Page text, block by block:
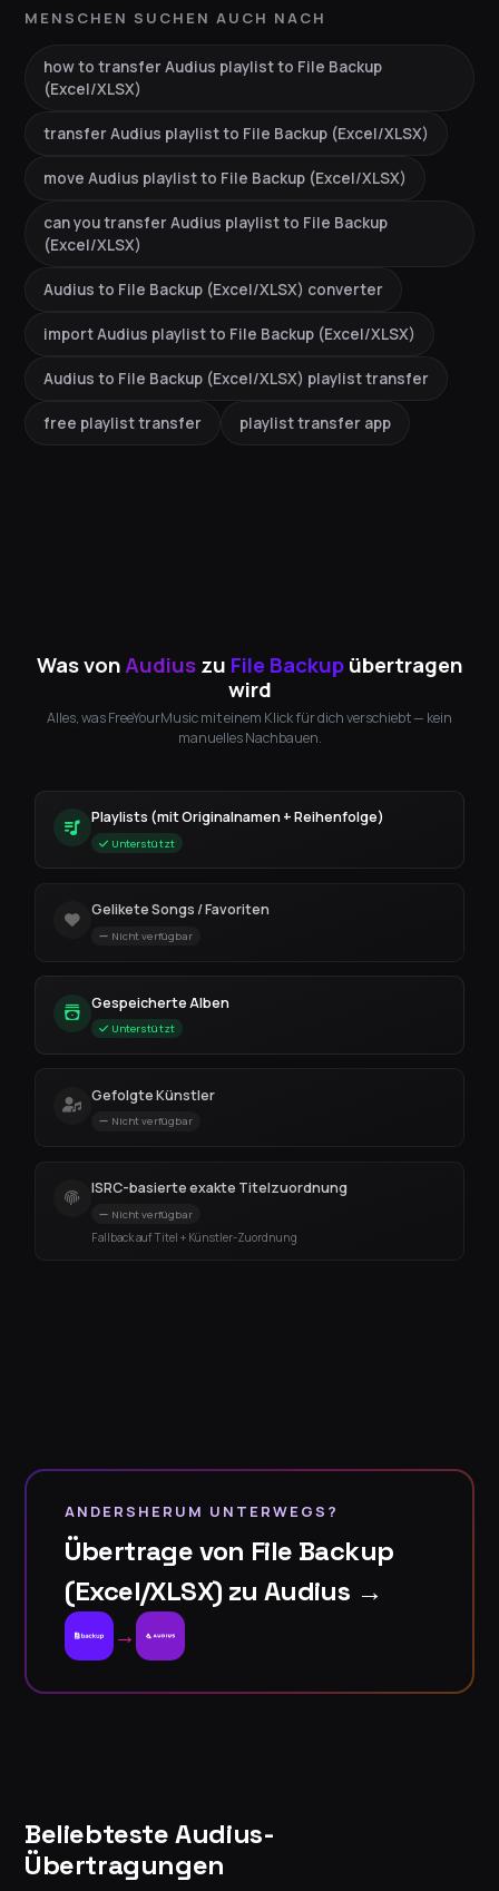
MENSCHEN SUCHEN AUCH NACH
how to transfer Audius playlist to File Backup
(Excel/XLSX)
transfer Audius playlist to File Backup (Excel/XLSX)
move Audius playlist to File Backup (Excel/XLSX)
can you transfer Audius playlist to File Backup
(Excel/XLSX)
Audius to File Backup (Excel/XLSX) converter
import Audius playlist to File Backup (Excel/XLSX)
Audius to File Backup (Excel/XLSX) playlist transfer
free playlist transfer playlist transfer app
Was vonAudiuszu File Backupübertragen
wird
Alles, was FreeYourMusic mit einem Klick für dich verschiebt — kein
manuelles Nachbauen.
Playlists (mit Originalnamen + Reihenfolge)
Unterstützt
Gelikete Songs / Favoriten
Nicht verfügbar
Gespeicherte Alben
Unterstützt
Gefolgte Künstler
Nicht verfügbar
ISRC-basierte exakte Titelzuordnung
Nicht verfügbar
Fallback auf Titel + Künstler-Zuordnung
ANDERSHERUM UNTERWEGS?
Übertrage von File Backup
(Excel/XLSX) zu Audius →
→
Beliebteste Audius-
Übertragungen